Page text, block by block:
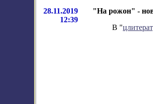
28.11.2019
12:39
"На рожон" -
В "